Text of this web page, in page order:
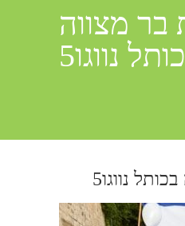
בר מצווה
נווגו5
נווגו5